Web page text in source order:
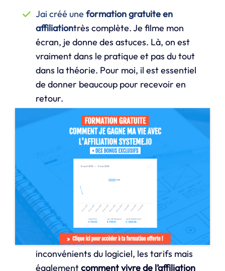
Jai créé une formation gratuite en
affiliationtrès complète. Je filme mon
écran, je donne des astuces. Là, on est
vraiment dans le pratique et pas du tout
dans la théorie. Pour moi, il est essentiel
de donner beaucoup pour recevoir en
retour.
J'aimis en ligne des vidéos sur ma chaîne
YouTube où j’explique clairement aux
internautes les avantages et les
inconvénients du logiciel, les tarifs mais
égalementcomment vivre de l’affiliation